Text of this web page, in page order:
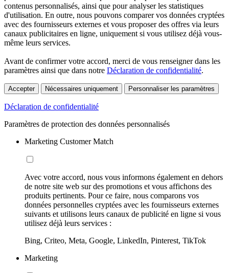
contenus personnalisés, ainsi que pour analyser les statistiques
d'utilisation. En outre, nous pouvons comparer vos données cryptées
avec des fournisseurs externes et vous proposer des offres via leurs
canaux publicitaires en ligne, uniquement si vous utilisez déjà vous-
même leurs services.
Avant de confirmer votre accord, merci de vous renseigner dans les
paramètres ainsi que dans notre Déclaration de confidentialité.
Accepter Nécessaires uniquement Personnaliser les paramètres
Déclaration de confidentialité
Paramètres de protection des données personnalisés
Marketing Customer Match
Avec votre accord, nous vous informons également en dehors
de notre site web sur des promotions et vous affichons des
produits pertinents. Pour ce faire, nous comparons vos
données personnelles cryptées avec les fournisseurs externes
suivants et utilisons leurs canaux de publicité en ligne si vous
utilisez déjà leurs services :
Bing, Criteo, Meta, Google, LinkedIn, Pinterest, TikTok
Marketing